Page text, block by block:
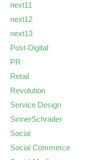
next11
next12
next13
Post-Digital
PR
Retail
Revolution
Service Design
SinnerSchrader
Social
Social Commerce